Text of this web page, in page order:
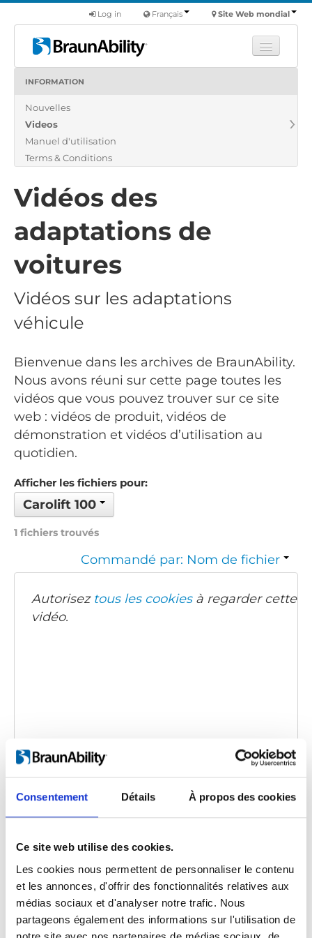
Consentement Détails À propos des cookies
Ce site web utilise des cookies.
Les cookies nous permettent de personnaliser le contenu
et les annonces, d'offrir des fonctionnalités relatives aux
médias sociaux et d'analyser notre trafic. Nous
partageons également des informations sur l'utilisation de
Site Web mondial
Français
Log in
Produits
Nous
Trouver un revendeur
INFORMATION
Nouvelles
Videos
Manuel d'utilisation
Terms & Conditions
Vidéos des
adaptations de
voitures
Vidéos sur les adaptations
véhicule
Bienvenue dans les archives de BraunAbility.
Nous avons réuni sur cette page toutes les
vidéos que vous pouvez trouver sur ce site
web : vidéos de produit, vidéos de
démonstration et vidéos d’utilisation au
quotidien.
Afficher les fichiers pour:
Carolift 100
1 fichiers trouvés
Commandé par: Nom de fichier
Autorisez tous les cookiesà regarder cette
vidéo.
Carolift 100: Product overview
Code d'intégration (copiez le code ci-dessous et
collez-le dans le html de votre propre site pour
Langue de la vidéo:English
Les sous-titres:
English, German, French
Catégorie:Product video, Carolift 100